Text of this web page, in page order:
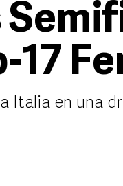
17
Italia en una